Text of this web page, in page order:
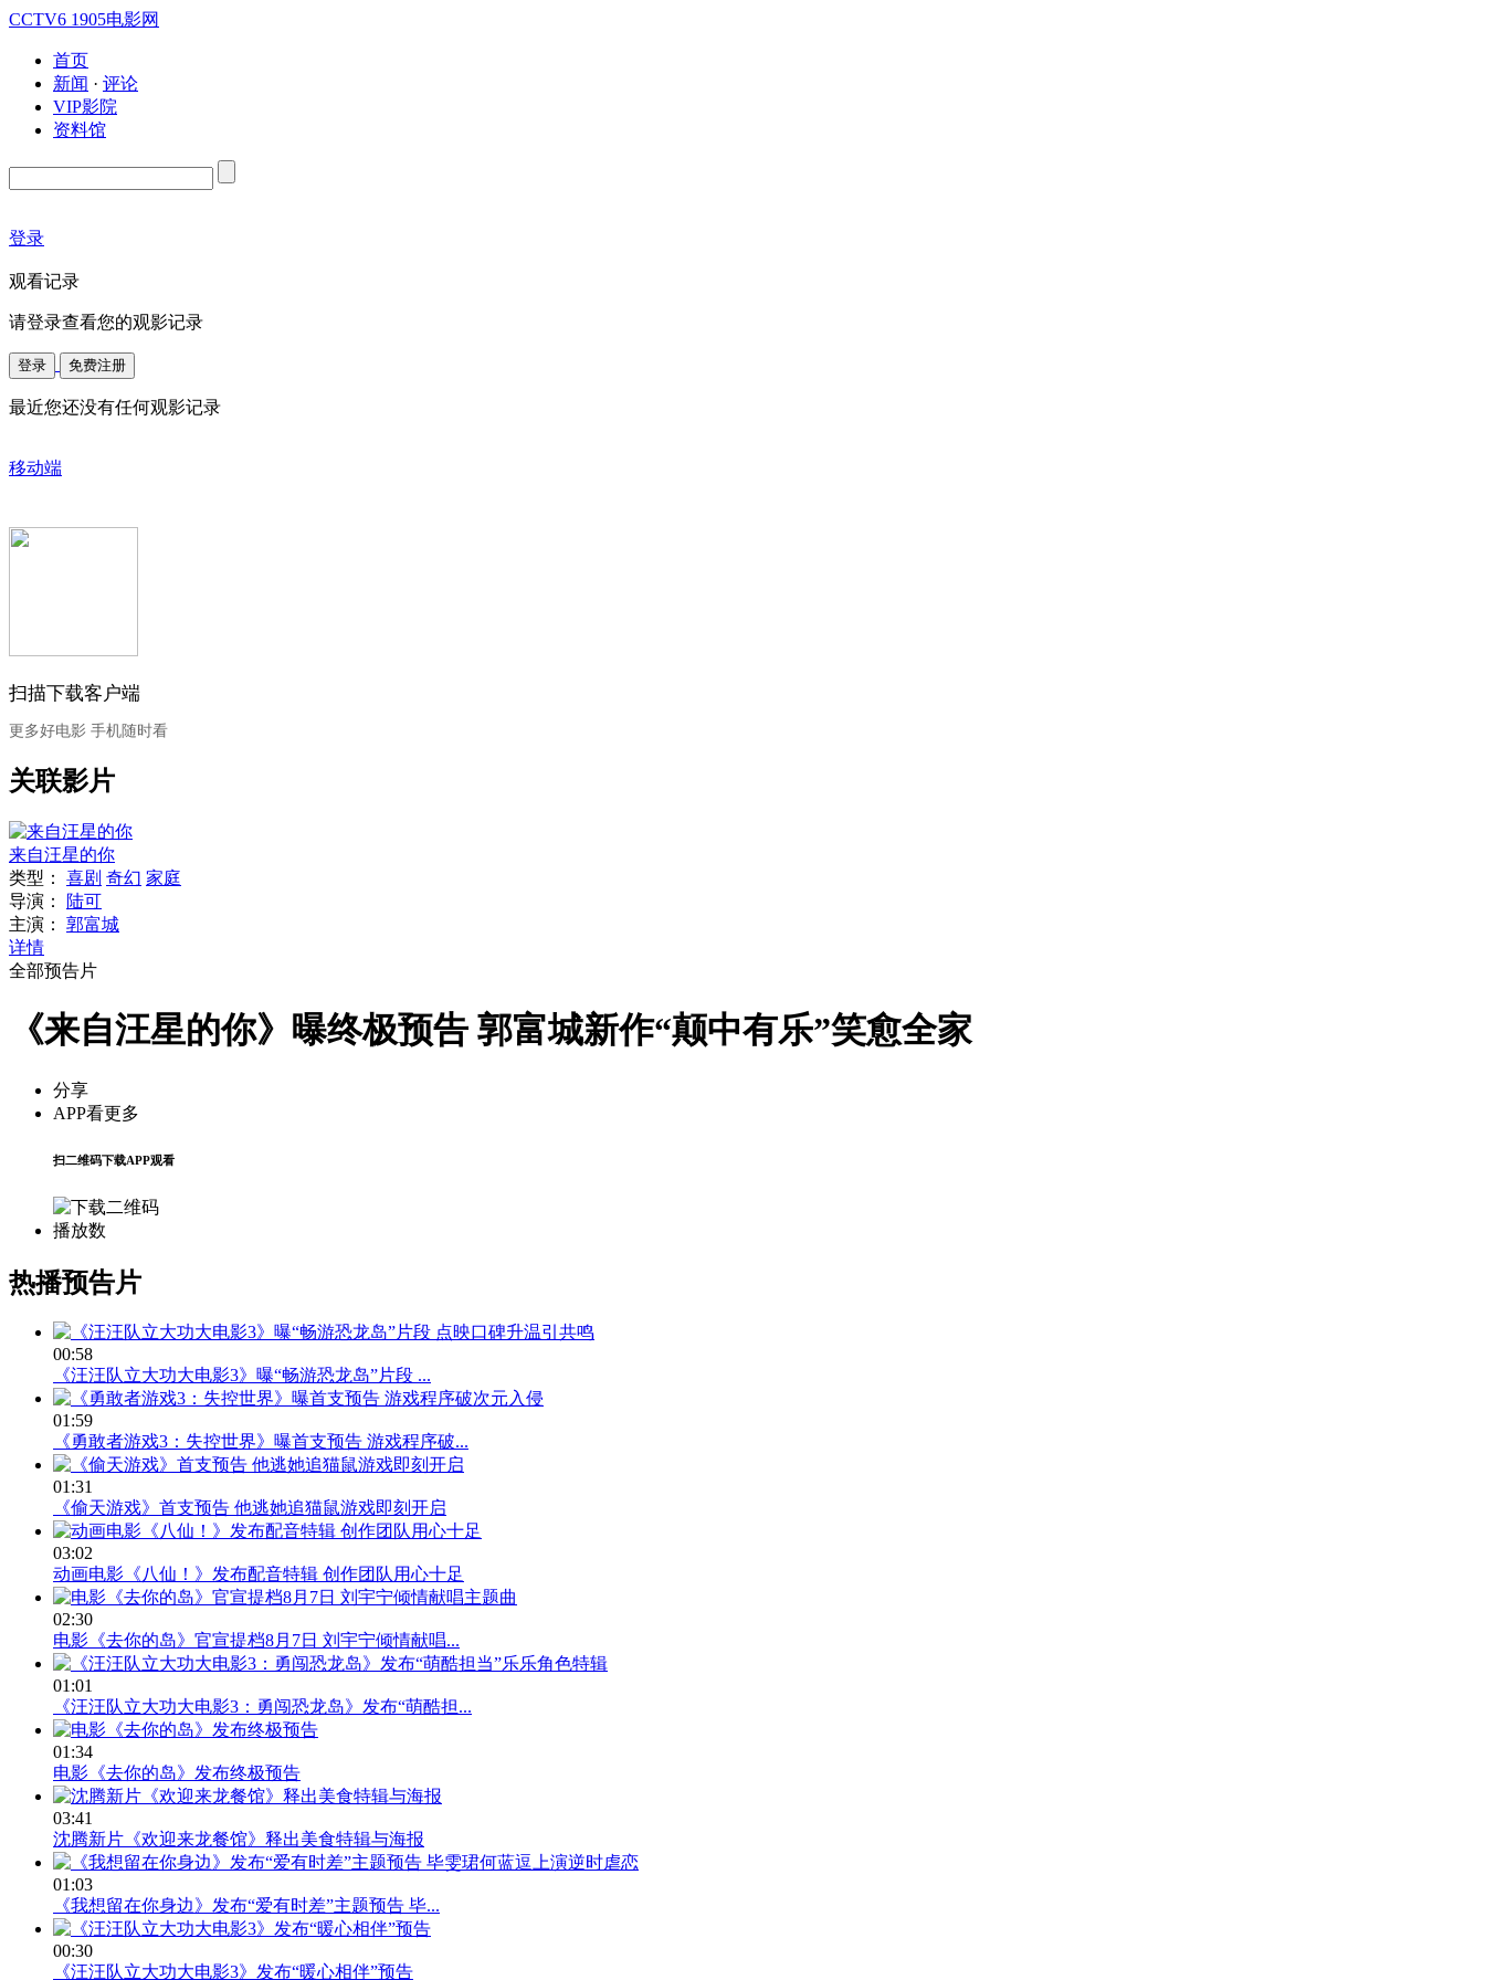
CCTV6 1905电影网
首页
新闻 · 评论
VIP影院
资料馆
登录
观看记录
请登录查看您的观影记录
登录 免费注册
最近您还没有任何观影记录
移动端
扫描下载客户端
更多好电影 手机随时看
关联影片
来自汪星的你
类型：
喜剧 奇幻 家庭
导演：
陆可
主演：
郭富城
详情
全部预告片
《来自汪星的你》曝终极预告 郭富城新作“颠中有乐”笑愈全家
分享
APP看更多
扫二维码下载APP观看
播放数
热播预告片
00:58
《汪汪队立大功大电影3》曝“畅游恐龙岛”片段 ...
01:59
《勇敢者游戏3：失控世界》曝首支预告 游戏程序破...
01:31
《偷天游戏》首支预告 他逃她追猫鼠游戏即刻开启
03:02
动画电影《八仙！》发布配音特辑 创作团队用心十足
02:30
电影《去你的岛》官宣提档8月7日 刘宇宁倾情献唱...
01:01
《汪汪队立大功大电影3：勇闯恐龙岛》发布“萌酷担...
01:34
电影《去你的岛》发布终极预告
03:41
沈腾新片《欢迎来龙餐馆》释出美食特辑与海报
01:03
《我想留在你身边》发布“爱有时差”主题预告 毕...
00:30
《汪汪队立大功大电影3》发布“暖心相伴”预告